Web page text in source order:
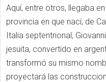
Aquí, entre otros, llegaba
provincia en que nací, de
Italia septentrional,
jesuita, convertido en
transformó su mismo
proyectará las